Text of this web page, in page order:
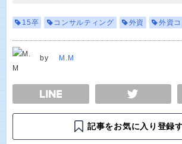
15卒 コンサルティング 外資 外資
by M.M
TWEET
記事をお気に入り登録